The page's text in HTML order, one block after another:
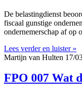
De belastingdienst
fiscaal gunstige
ondernemerschap af op
Lees verder en luister »
Martijn van Hulten 17/
FPO 007 Wat